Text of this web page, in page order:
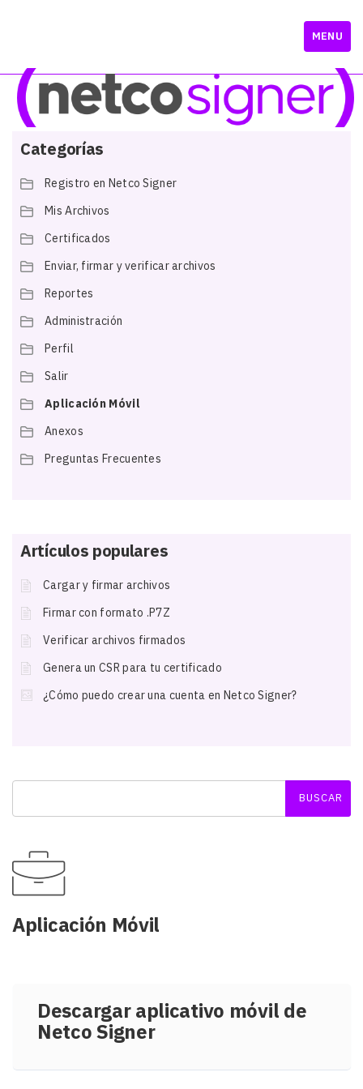
MENU
Categorías
Registro en Netco Signer
Mis Archivos
Certificados
Enviar, firmar y verificar archivos
Reportes
Administración
Perfil
Salir
Aplicación Móvil
Anexos
Preguntas Frecuentes
Artículos populares
Cargar y firmar archivos
Firmar con formato .P7Z
Verificar archivos firmados
Genera un CSR para tu certificado
¿Cómo puedo crear una cuenta en Netco Signer?
Aplicación Móvil
Descargar aplicativo móvil de
Netco Signer